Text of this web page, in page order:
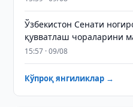
Ўзбекистон Сенати
қувватлаш чораларини
15:57 · 09/08
Кўпроқ янгиликлар →